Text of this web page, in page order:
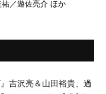
／遊佐亮介 ほか
吉沢亮＆山田裕貴、過